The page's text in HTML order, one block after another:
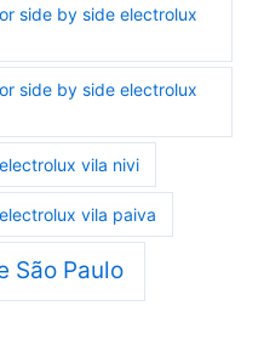
side by side electrolux
side by side electrolux
vila nivi
vila paiva
São Paulo